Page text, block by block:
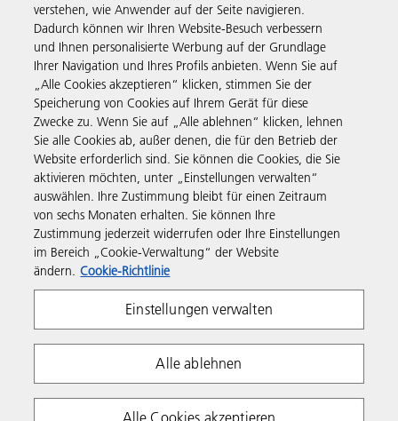
wir machen
Business Solutions
Produkte & Services
Support & Kontakt
Weiterführende Informationen
Folgen Sie uns
verstehen, wie Anwender auf der Seite navigieren.
Dadurch können wir Ihren Website-Besuch verbessern
und Ihnen personalisierte Werbung auf der Grundlage
Ihrer Navigation und Ihres Profils anbieten. Wenn Sie auf
„Alle Cookies akzeptieren“ klicken, stimmen Sie der
Speicherung von Cookies auf Ihrem Gerät für diese
Zwecke zu. Wenn Sie auf „Alle ablehnen“ klicken, lehnen
Sie alle Cookies ab, außer denen, die für den Betrieb der
Website erforderlich sind. Sie können die Cookies, die Sie
aktivieren möchten, unter „Einstellungen verwalten“
auswählen. Ihre Zustimmung bleibt für einen Zeitraum
von sechs Monaten erhalten. Sie können Ihre
Zustimmung jederzeit widerrufen oder Ihre Einstellungen
im Bereich „Cookie-Verwaltung“ der Website
ändern. Cookie-Richtlinie
Einstellungen verwalten
Alle ablehnen
Alle Cookies akzeptieren